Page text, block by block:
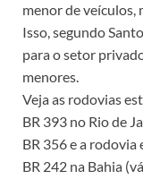
menor de veículos,
Isso, segundo
para o setor
menores.
Veja as rodovias
BR 393 no Rio de
BR 356 e a
BR 242 na Bahia